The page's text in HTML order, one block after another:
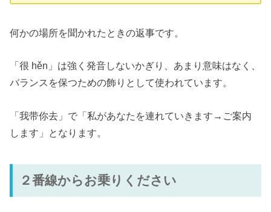
何かの場所を聞かれたときの返事です。
「很 hěn」は強く発音しないかぎり、あまり意味はなく、
バランスを保つための飾りとして使われています。
「我带你去」で「私があなたを連れていきます→ご案内
します」となります。
２番線からお乗りください